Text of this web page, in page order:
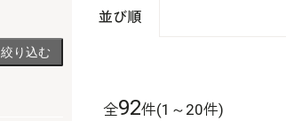
並び順
全92件(1～20件)
絞り込む